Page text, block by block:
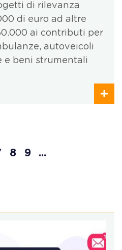
di rilevanza
di euro ad altre
ai contributi per
autoveicoli
e beni strumentali
8 9 ...